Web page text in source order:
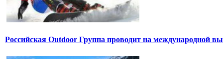
Российская Outdoor Группа проводит на международной